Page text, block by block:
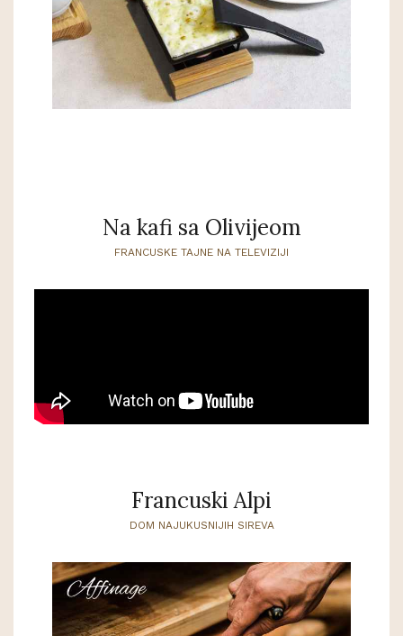
Na kafi sa Olivijeom
FRANCUSKE TAJNE NA TELEVIZIJI
Francuski Alpi
DOM NAJUKUSNIJIH SIREVA